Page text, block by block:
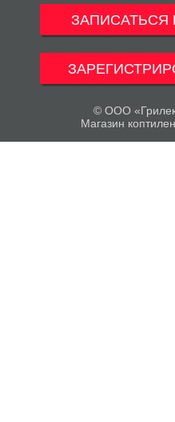
ЗАПИСАТЬСЯ
© ООО
Магазин